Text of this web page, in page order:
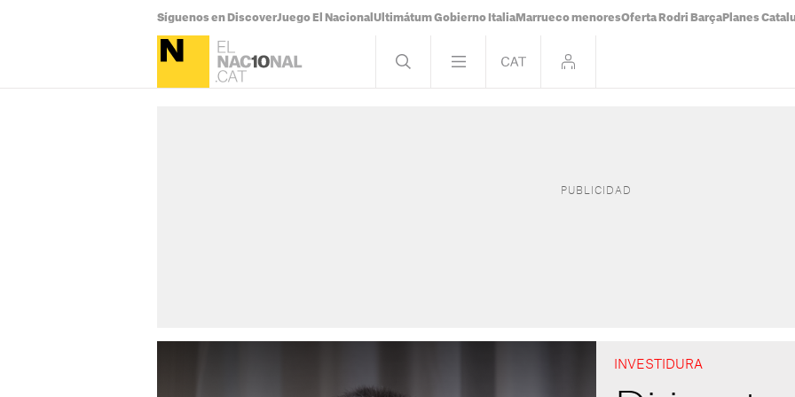
Síguenos en DiscoverJuego El Nacional Ultimátum Gobierno Italia Marrueco menoresOferta Rodri Barça Planes
INVESTIDURA